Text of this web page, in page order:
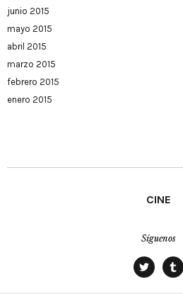
junio 2015
mayo 2015
abril 2015
marzo 2015
febrero 2015
enero 2015
CINE
Síguenos